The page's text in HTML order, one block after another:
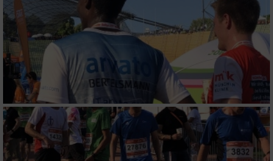
Performance
Funktional
Werbung